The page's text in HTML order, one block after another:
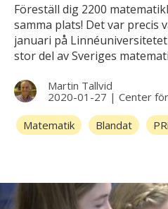
Föreställ dig 2200
samma plats! Det var precis
januari på
stor del av Sveriges
utbildningsminister Anna
över 200 olika
100 idé- och
Martin Tallvid
2020-01-27 | Center
Matematik
Blandat